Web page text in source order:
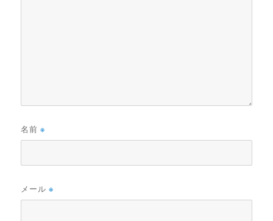
名前※
メール※